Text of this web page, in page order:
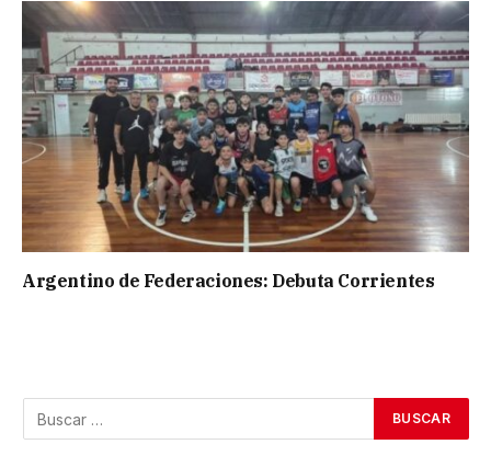
Argentino de Federaciones: Debuta Corrientes